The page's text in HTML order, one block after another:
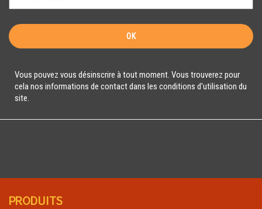
Vous pouvez vous désinscrire à tout moment. Vous trouverez pour
cela nos informations de contact dans les conditions d'utilisation du
site.
PRODUITS